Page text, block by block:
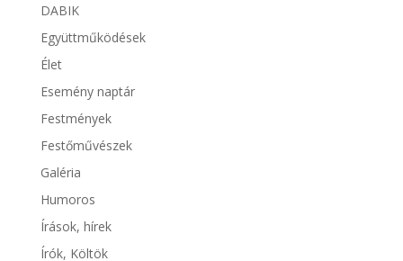
DABIK
Együttműködések
Élet
Esemény naptár
Festmények
Festőművészek
Galéria
Humoros
Írások, hírek
Írók, Költök